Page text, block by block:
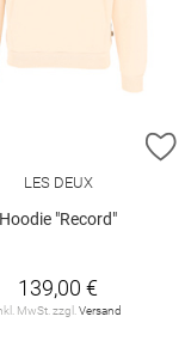
HINZUFÜGEN
LES DEUX
Hoodie "Record"
139,00 €
MwSt. zzgl.Versand